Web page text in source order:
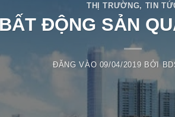
THỊ TRƯỜNG, TIN
ĐỘNG SẢN
ĐĂNG VÀO 09/04/2019 BỞI